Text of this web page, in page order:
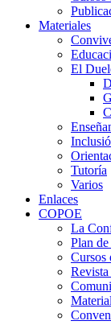
Materiales
El
Tutoría
Varios
Enlaces
COPOE
La
Plan
Cursos